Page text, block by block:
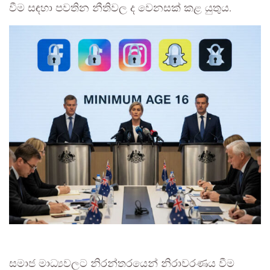
වීම සඳහා පවතින නීතිවල ද වෙනසක් කළ යුතුය.
සමාජ මාධ්‍යවලට නිරන්තරයෙන් නිරාවරණය වීම